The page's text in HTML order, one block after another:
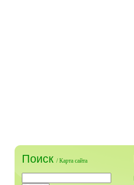
Поиск /Карта сайта